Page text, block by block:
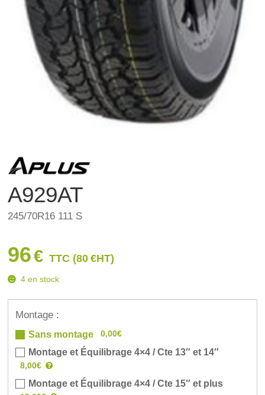
A929AT
245/70R16 111 S
96€ TTC (80 €HT)
4 en stock
Montage :
Sans montage 0,00€
Montage et Équilibrage 4×4 / Cte 13″ et 14″
8,00€
Montage et Équilibrage 4×4 / Cte 15″ et plus